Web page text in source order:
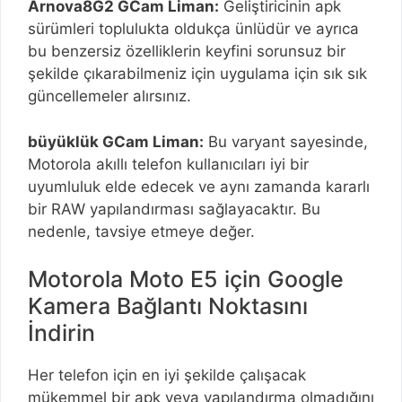
Arnova8G2 GCam Liman: Geliştiricinin apk
sürümleri toplulukta oldukça ünlüdür ve ayrıca
bu benzersiz özelliklerin keyfini sorunsuz bir
şekilde çıkarabilmeniz için uygulama için sık sık
güncellemeler alırsınız.
büyüklük GCam Liman: Bu varyant sayesinde,
Motorola akıllı telefon kullanıcıları iyi bir
uyumluluk elde edecek ve aynı zamanda kararlı
bir RAW yapılandırması sağlayacaktır. Bu
nedenle, tavsiye etmeye değer.
Motorola Moto E5 için Google
Kamera Bağlantı Noktasını
İndirin
Her telefon için en iyi şekilde çalışacak
mükemmel bir apk veya yapılandırma olmadığını